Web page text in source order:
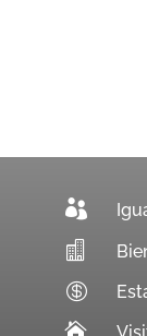



